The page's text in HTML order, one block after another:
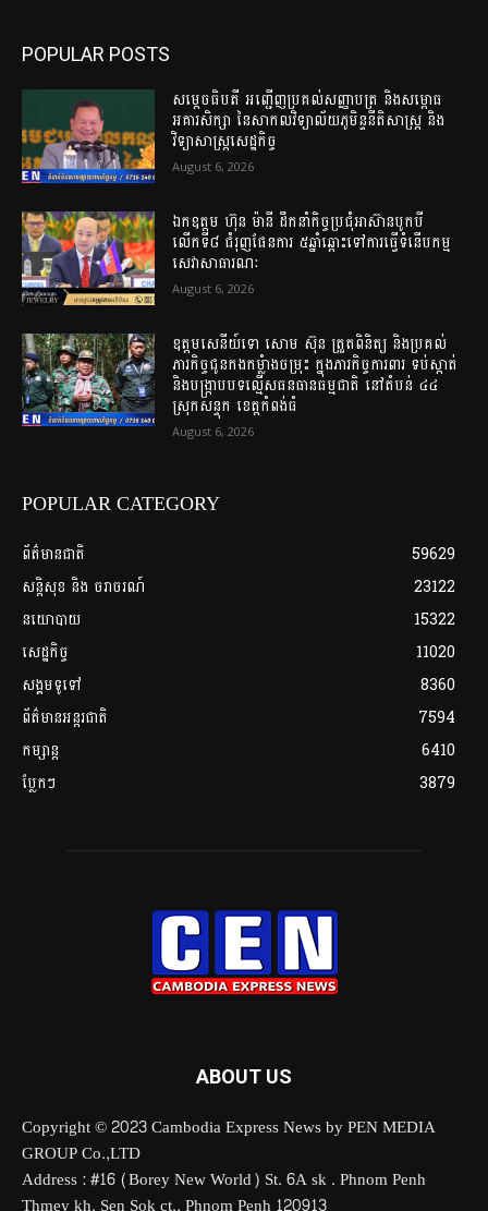
POPULAR POSTS
សម្តេចធិបតី អញ្ជើញប្រគល់សញ្ញាបត្រ និងសម្ពោធ
អគារសិក្សា នៃសាកលវិទ្យាល័យភូមិន្ទនីតិសាស្ត្រ និង
វិទ្យាសាស្ត្រសេដ្ឋកិច្ច
August 6, 2026
ឯកឧត្តម ហ៊ុន ម៉ានី ដឹកនាំកិច្ចប្រជុំអាស៊ានបូកបី
លើកទី៨ ជំរុញផែនការ ៥ឆ្នាំឆ្ពោះទៅការធ្វើទំនើបកម្ម
សេវាសាធារណៈ
August 6, 2026
ឧត្តម​សេនីយ៍​ទោ​ សោម​ ស៊ុន​ ត្រួតពិនិត្យ​ និង​ប្រគល់​
ភារកិច្ច​ជូន​កងកម្លំាង​ចម្រុះ​ ក្នុង​ភារកិច្ច​ការពារ​ ទប់ស្កាត់ ​
និង​បង្ក្រាប​បទ​ល្មើស​ធនធាន​ធម្មជាតិ​ នៅ​តំបន់​ ៤៤​
ស្រុក​សន្ទុក​ ខេត្ត​កំពង់​ធំ​
August 6, 2026
POPULAR CATEGORY
ព័ត៌មានជាតិ
59629
សន្តិសុខ និង ចរាចរណ៍
23122
នយោបាយ
15322
សេដ្ឋកិច្ច
11020
សង្គមទូទៅ
8360
ព័ត៌មានអន្តរជាតិ
7594
កម្សាន្ត
6410
ប្លែកៗ
3879
ABOUT US
Copyright © 2023 Cambodia Express News by PEN MEDIA
GROUP Co.,LTD
Address : #16 (Borey New World) St. 6A sk . Phnom Penh